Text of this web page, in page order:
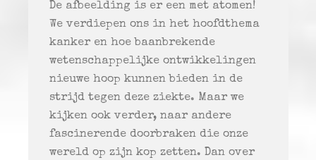
De afbeelding is er een met atomen!
We verdiepen ons in het hoofdthema
kanker en hoe baanbrekende
wetenschappelijke ontwikkelingen
nieuwe hoop kunnen bieden in de
strijd tegen deze ziekte. Maar we
kijken ook verder, naar andere
fascinerende doorbraken die onze
wereld op zijn kop zetten. Dan over